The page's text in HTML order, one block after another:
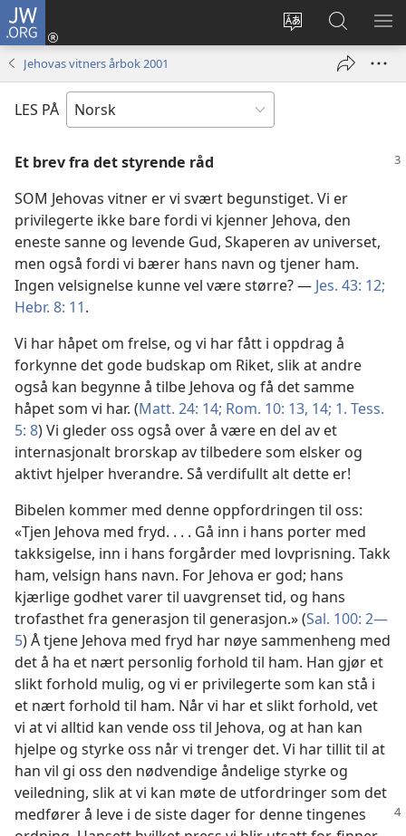
JW.ORG
Endre
Logg
inn
vindu)
Søk
på
JW.ORG
VIS
Jehovas vitners årbok 2001
LES PÅ
Et brev fra det styrende råd
SOM Jehovas vitner er vi svært begunstiget. Vi er
privilegerte ikke bare fordi vi kjenner Jehova, den
eneste sanne og levende Gud, Skaperen av universet,
men også fordi vi bærer hans navn og tjener ham.
Ingen velsignelse kunne vel være større? — Jes. 43: 12;
Hebr. 8: 11.
Vi har håpet om frelse, og vi har fått i oppdrag å
forkynne det gode budskap om Riket, slik at andre
også kan begynne å tilbe Jehova og få det samme
håpet som vi har. (Matt. 24: 14; Rom. 10: 13, 14; 1. Tess.
5: 8) Vi gleder oss også over å være en del av et
internasjonalt brorskap av tilbedere som elsker og
aktivt hjelper hverandre. Så verdifullt alt dette er!
Bibelen kommer med denne oppfordringen til oss:
«Tjen Jehova med fryd. . . . Gå inn i hans porter med
takksigelse, inn i hans forgårder med lovprisning. Takk
ham, velsign hans navn. For Jehova er god; hans
kjærlige godhet varer til uavgrenset tid, og hans
trofasthet fra generasjon til generasjon.» (Sal. 100: 2—
5) Å tjene Jehova med fryd har nøye sammenheng med
det å ha et nært personlig forhold til ham. Han gjør et
slikt forhold mulig, og vi er privilegerte som kan stå i
et nært forhold til ham. Når vi har et slikt forhold, vet
vi at vi alltid kan vende oss til Jehova, og at han kan
hjelpe og styrke oss når vi trenger det. Vi har tillit til at
han vil gi oss den nødvendige åndelige styrke og
veiledning, slik at vi kan møte de utfordringer som det
medfører å leve i de siste dager for dennetingenes